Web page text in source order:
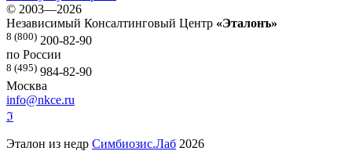
© 2003—2026
Независимый Консалтинговый Центр «Эталонъ»
8 (800) 200-82-90
по России
8 (495) 984-82-90
Москва
info@nkce.ru
ℑ
Эталон из недр Симбиозис.Лаб 2026